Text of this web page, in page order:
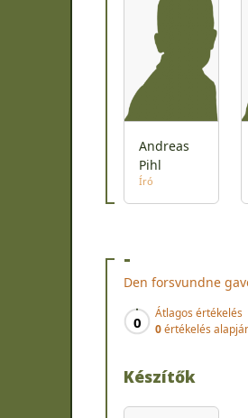
Andreas
Pihl
Író
-
Den forsvundne
0
Átlagos értékelés
0értékelés
Készítők